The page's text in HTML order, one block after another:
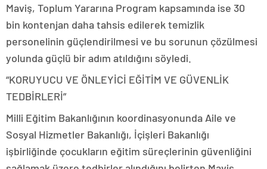
Maviş, Toplum Yararına Program kapsamında ise 30
bin kontenjan daha tahsis edilerek temizlik
personelinin güçlendirilmesi ve bu sorunun çözülmesi
yolunda güçlü bir adım atıldığını söyledi.
“KORUYUCU VE ÖNLEYİCİ EĞİTİM VE GÜVENLİK
TEDBİRLERİ”
Milli Eğitim Bakanlığının koordinasyonunda Aile ve
Sosyal Hizmetler Bakanlığı, İçişleri Bakanlığı
işbirliğinde çocukların eğitim süreçlerinin güvenliğini